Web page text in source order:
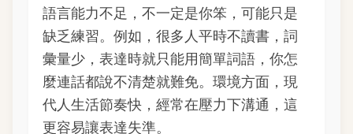
語言能力不足，不一定是你笨，可能只是
缺乏練習。例如，很多人平時不讀書，詞
彙量少，表達時就只能用簡單詞語，你怎
麼連話都說不清楚就難免。環境方面，現
代人生活節奏快，經常在壓力下溝通，這
更容易讓表達失準。